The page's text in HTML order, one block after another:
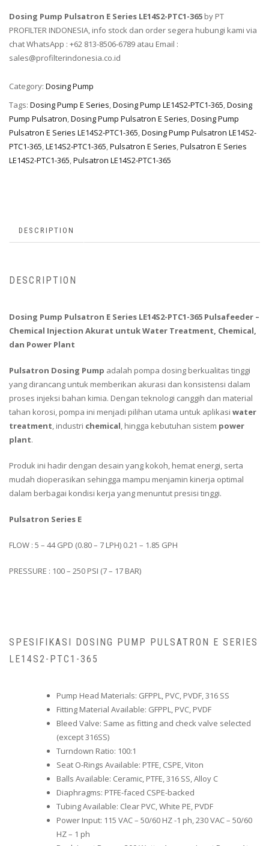
Dosing Pump Pulsatron E Series LE14S2-PTC1-365 by PT
PROFILTER INDONESIA, info stock dan order segera hubungi kami via
chat WhatsApp : +62 813-8506-6789 atau Email :
sales@profilterindonesia.co.id
Category: Dosing Pump
Tags: Dosing Pump E Series,Dosing Pump LE14S2-PTC1-365,Dosing
Pump Pulsatron,Dosing Pump Pulsatron E Series,Dosing Pump
Pulsatron E Series LE14S2-PTC1-365,Dosing Pump Pulsatron LE14S2-
PTC1-365,LE14S2-PTC1-365,Pulsatron E Series,Pulsatron E Series
LE14S2-PTC1-365,Pulsatron LE14S2-PTC1-365
DESCRIPTION
DESCRIPTION
Dosing Pump Pulsatron E Series LE14S2-PTC1-365 Pulsafeeder –
Chemical Injection Akurat untuk Water Treatment, Chemical,
dan Power Plant
Pulsatron Dosing Pump adalah pompa dosing berkualitas tinggi
yang dirancang untuk memberikan akurasi dan konsistensi dalam
proses injeksi bahan kimia. Dengan teknologi canggih dan material
tahan korosi, pompa ini menjadi pilihan utama untuk aplikasi water
treatment, industri chemical, hingga kebutuhan sistem power
plant.
Produk ini hadir dengan desain yang kokoh, hemat energi, serta
mudah dioperasikan sehingga mampu menjamin kinerja optimal
dalam berbagai kondisi kerja yang menuntut presisi tinggi.
Pulsatron Series E
FLOW : 5 – 44 GPD (0.80 – 7 LPH) 0.21 – 1.85 GPH
PRESSURE : 100 – 250 PSI (7 – 17 BAR)
SPESIFIKASI DOSING PUMP PULSATRON E SERIES
LE14S2-PTC1-365
Pump Head Materials: GFPPL, PVC, PVDF, 316 SS
Fitting Material Available: GFPPL, PVC, PVDF
Bleed Valve: Same as fitting and check valve selected
(except 316SS)
Turndown Ratio: 100:1
Seat O-Rings Available: PTFE, CSPE, Viton
Balls Available: Ceramic, PTFE, 316 SS, Alloy C
Diaphragms: PTFE-faced CSPE-backed
Tubing Available: Clear PVC, White PE, PVDF
Power Input: 115 VAC – 50/60 HZ -1 ph, 230 VAC – 50/60
HZ – 1 ph